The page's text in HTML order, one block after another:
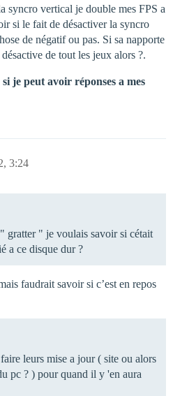
syncro vertical je double mes FPS a
si le fait de désactiver la syncro
de négatif ou pas. Si sa napporte
de tout les jeux alors ?.
je peut avoir réponses a mes
3:24
gratter " je voulais savoir si cétait
a ce disque dur ?
faudrait savoir si c’est en repos
leurs mise a jour ( site ou alors
pc ? ) pour quand il y 'en aura